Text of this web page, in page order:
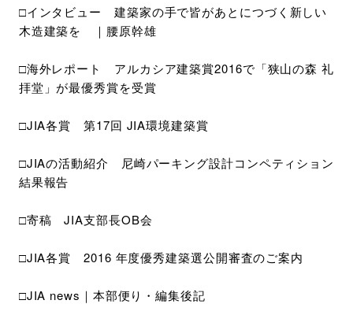
□インタビュー 建築家の手で皆があとにつづく新しい
木造建築を ｜腰原幹雄
□海外レポート アルカシア建築賞2016で「狭山の森 礼
拝堂」が最優秀賞を受賞
□JIA各賞 第17回 JIA環境建築賞
□JIAの活動紹介 尼崎パーキング設計コンペティション
結果報告
□寄稿 JIA支部長OB会
□JIA各賞 2016 年度優秀建築選公開審査のご案内
□JIA news｜本部便り・編集後記